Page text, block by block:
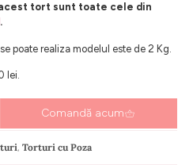
tort sunt toate cele din
.
poate realiza modelul este de 2 Kg.
lei.
Comandă acum
, Torturi cu Poza